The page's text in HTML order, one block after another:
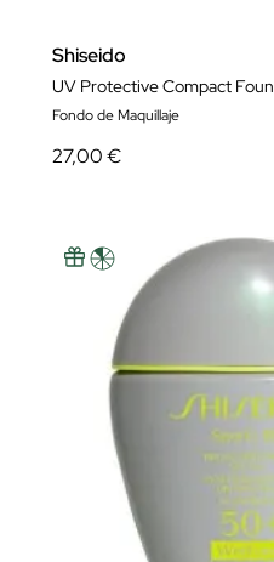
Shiseido
Fondo de Maquillaje
27,00 €